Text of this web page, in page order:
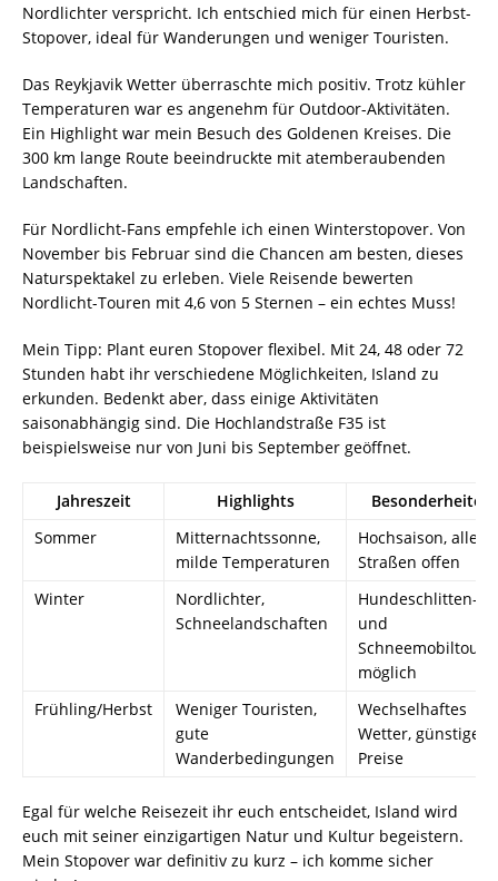
Nordlichter verspricht. Ich entschied mich für einen Herbst-
Stopover, ideal für Wanderungen und weniger Touristen.
Das Reykjavik Wetter überraschte mich positiv. Trotz kühler
Temperaturen war es angenehm für Outdoor-Aktivitäten.
Ein Highlight war mein Besuch des Goldenen Kreises. Die
300 km lange Route beeindruckte mit atemberaubenden
Landschaften.
Für Nordlicht-Fans empfehle ich einen Winterstopover. Von
November bis Februar sind die Chancen am besten, dieses
Naturspektakel zu erleben. Viele Reisende bewerten
Nordlicht-Touren mit 4,6 von 5 Sternen – ein echtes Muss!
Mein Tipp: Plant euren Stopover flexibel. Mit 24, 48 oder 72
Stunden habt ihr verschiedene Möglichkeiten, Island zu
erkunden. Bedenkt aber, dass einige Aktivitäten
saisonabhängig sind. Die Hochlandstraße F35 ist
beispielsweise nur von Juni bis September geöffnet.
Jahreszeit Highlights
Besonderheiten
Sommer
Mitternachtssonne,
milde Temperaturen
Hochsaison, alle
Straßen offen
Winter
Nordlichter,
Schneelandschaften
Hundeschlitten-
und
möglich
Frühling/Herbst
Weniger Touristen,
gute
Wanderbedingungen
Wechselhaftes
Wetter, günstigere
Preise
Egal für welche Reisezeit ihr euch entscheidet, Island wird
euch mit seiner einzigartigen Natur und Kultur begeistern.
Mein Stopover war definitiv zu kurz – ich komme sicher